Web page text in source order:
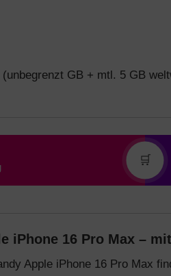
(unbegrenzt GB + mtl. 5 GB
🛒
iPhone 16 Pro Max –
Apple iPhone 16 Pro Max